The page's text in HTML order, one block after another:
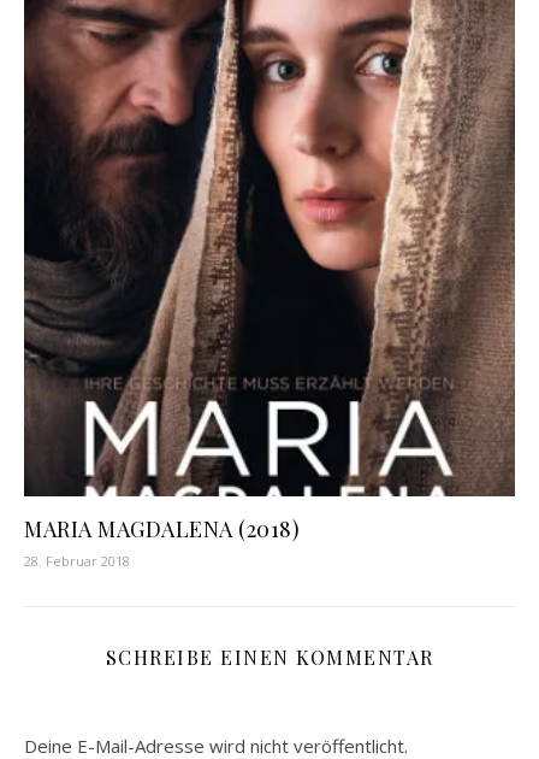
MARIA MAGDALENA (2018)
28. Februar 2018
SCHREIBE EINEN KOMMENTAR
Deine E-Mail-Adresse wird nicht veröffentlicht.